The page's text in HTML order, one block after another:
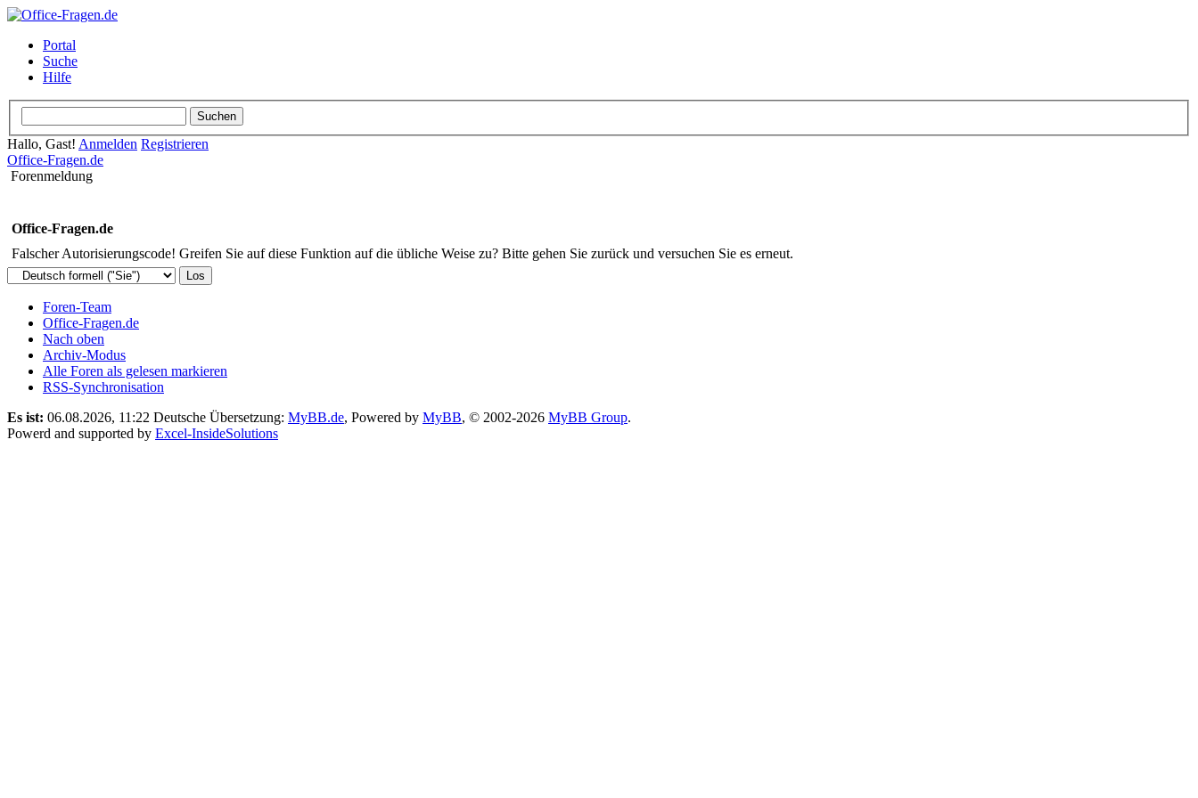
Portal
Suche
Hilfe
Hallo, Gast! Anmelden Registrieren
Office-Fragen.de
Forenmeldung
Office-Fragen.de
Falscher Autorisierungscode! Greifen Sie auf diese Funktion auf die übliche Weise zu? Bitte gehen Sie zurück und versuchen Sie es erneut.
Foren-Team
Office-Fragen.de
Nach oben
Archiv-Modus
Alle Foren als gelesen markieren
RSS-Synchronisation
Es ist: 06.08.2026, 11:22 Deutsche Übersetzung: MyBB.de, Powered by MyBB, © 2002-2026 MyBB Group.
Powerd and supported by Excel-InsideSolutions